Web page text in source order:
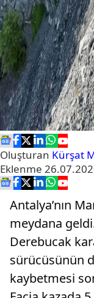
Oluşturan Kürşat
Eklenme
Antalya’nın
meydana
Derebucak
sürücüsünün
kaybetmesi